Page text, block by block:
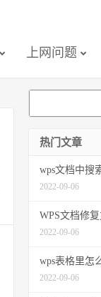
上网问题
热门文章
wps文档中搜
2022-09-06
WPS文档修
2022-09-06
wps表格里怎
2022-09-06